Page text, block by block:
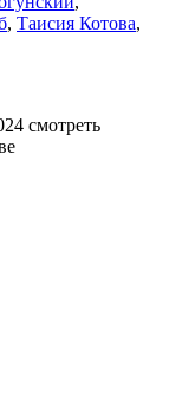
, Таисия Котова,
смотреть